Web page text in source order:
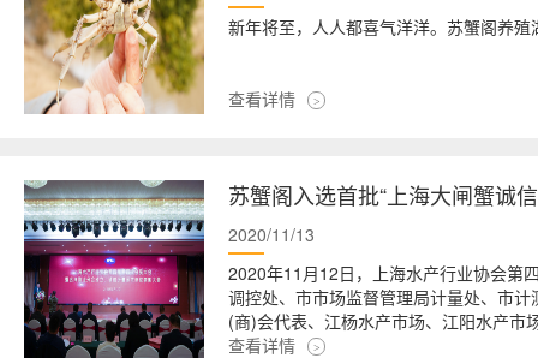
新年将至，人人都喜气洋洋。苏蟹阁养
查看详情
苏蟹阁入选首批“上海大闸蟹诚
2020/11/13
2020年11月12日，上海水产行业协会第
调控处、市市场监督管理局计量处、市
(商)会代表、江杨水产市场、江阳水产市
位(商户)代表共300余人参会。
查看详情